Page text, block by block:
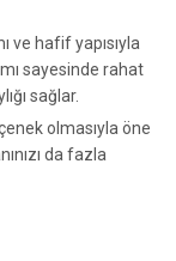
ve hafif yapısıyla
sayesinde rahat
sağlar.
olmasıyla öne
da fazla